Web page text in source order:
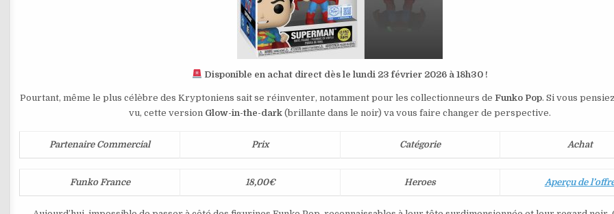
Disponible en achat direct dès le lundi 23 février 2026 à 18h30 !
Pourtant, même le plus célèbre des Kryptoniens sait se réinventer, notamment pour les collectionneurs de Funko Pop. Si vous
vu, cette version Glow-in-the-dark (brillante dans le noir) va vous faire changer de perspective.
Partenaire Commercial Prix Catégorie Achat
Funko France 18,00€ Heroes Aperçu de